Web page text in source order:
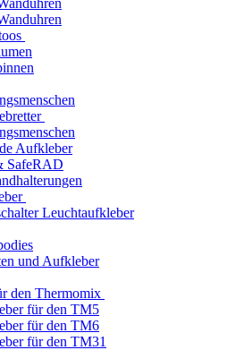
Aufkleber
SafeRAD
Leuchtaufkleber
und Aufkleber
den Thermomix
für den TM5
für den TM6
für den TM31